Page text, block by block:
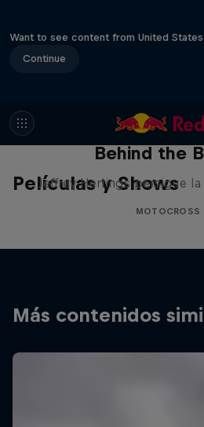
Want to see content from United
Continue
Películas y Shows
Behind the
Jeffrey Herlings persigue
MOTOCROSS
Más contenidos